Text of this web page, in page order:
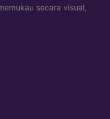
secara visual,